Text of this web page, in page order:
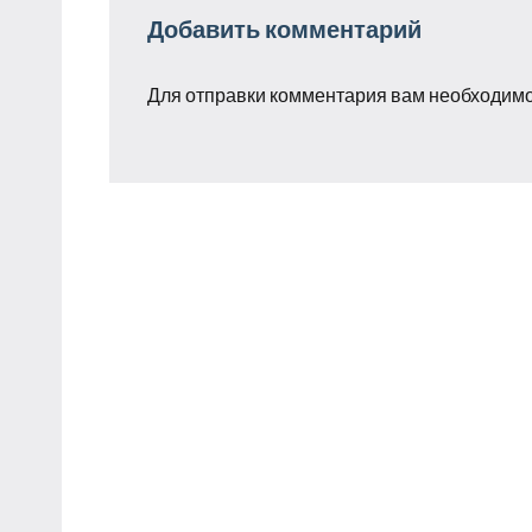
Добавить комментарий
Для отправки комментария вам